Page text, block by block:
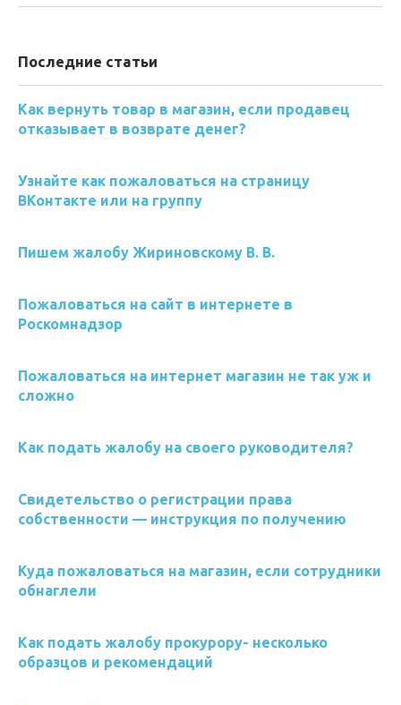
Последние статьи
Как вернуть товар в магазин, если продавец
отказывает в возврате денег?
Узнайте как пожаловаться на страницу
ВКонтакте или на группу
Пишем жалобу Жириновскому В. В.
Пожаловаться на сайт в интернете в
Роскомнадзор
Пожаловаться на интернет магазин не так уж и
сложно
Как подать жалобу на своего руководителя?
Свидетельство о регистрации права
собственности — инструкция по получению
Куда пожаловаться на магазин, если сотрудники
обнаглели
Как подать жалобу прокурору- несколько
образцов и рекомендаций